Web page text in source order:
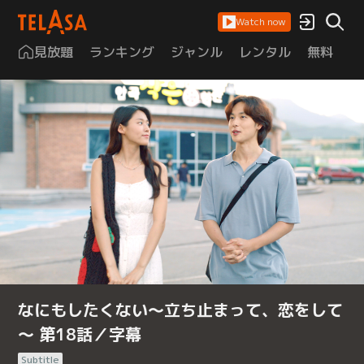
Watch now
見放題 ランキング ジャンル レンタル 無料
なにもしたくない～立ち止まって、恋をして
～ 第18話／字幕
Subtitle